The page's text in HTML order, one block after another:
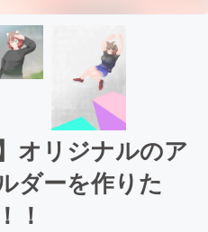
オリジナルのア
ダーを作りた
！